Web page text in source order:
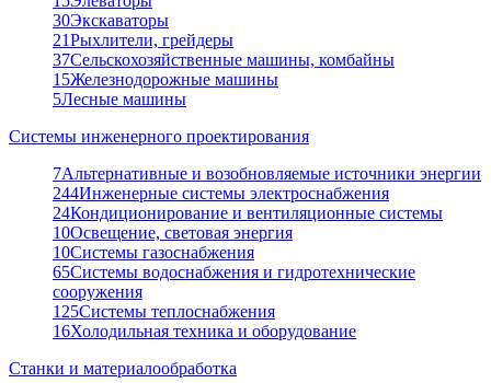
30Экскаваторы
21Рыхлители, грейдеры
37Сельскохозяйственные машины, комбайны
15Железнодорожные машины
5Лесные машины
Системы инженерного проектирования
7Альтернативные и возобновляемые источники энергии
244Инженерные системы электроснабжения
24Кондиционирование и вентиляционные системы
10Освещение, световая энергия
10Системы газоснабжения
65Системы водоснабжения и гидротехнические
сооружения
125Системы теплоснабжения
16Холодильная техника и оборудование
Станки и материалообработка